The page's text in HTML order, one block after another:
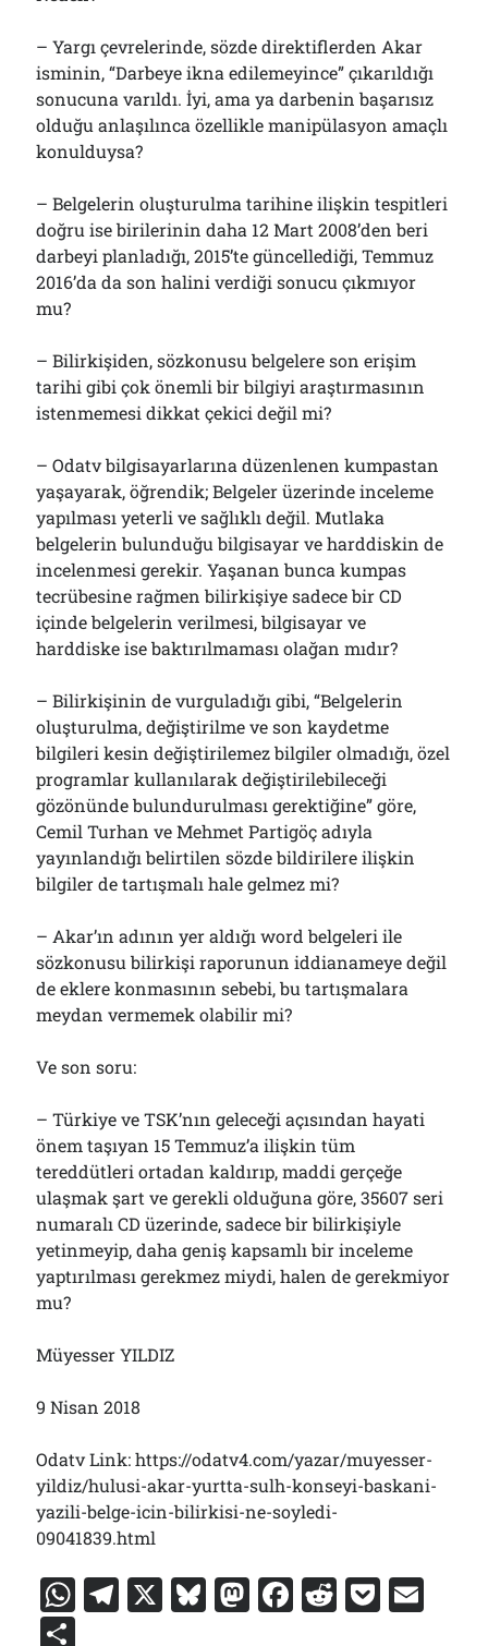
– Yargı çevrelerinde, sözde direktiflerden Akar
isminin, “Darbeye ikna edilemeyince” çıkarıldığı
sonucuna varıldı. İyi, ama ya darbenin başarısız
olduğu anlaşılınca özellikle manipülasyon amaçlı
konulduysa?
– Belgelerin oluşturulma tarihine ilişkin tespitleri
doğru ise birilerinin daha 12 Mart 2008’den beri
darbeyi planladığı, 2015’te güncellediği, Temmuz
2016’da da son halini verdiği sonucu çıkmıyor
mu?
– Bilirkişiden, sözkonusu belgelere son erişim
tarihi gibi çok önemli bir bilgiyi araştırmasının
istenmemesi dikkat çekici değil mi?
– Odatv bilgisayarlarına düzenlenen kumpastan
yaşayarak, öğrendik; Belgeler üzerinde inceleme
yapılması yeterli ve sağlıklı değil. Mutlaka
belgelerin bulunduğu bilgisayar ve harddiskin de
incelenmesi gerekir. Yaşanan bunca kumpas
tecrübesine rağmen bilirkişiye sadece bir CD
içinde belgelerin verilmesi, bilgisayar ve
harddiske ise baktırılmaması olağan mıdır?
– Bilirkişinin de vurguladığı gibi, “Belgelerin
oluşturulma, değiştirilme ve son kaydetme
bilgileri kesin değiştirilemez bilgiler olmadığı, özel
programlar kullanılarak değiştirilebileceği
gözönünde bulundurulması gerektiğine” göre,
Cemil Turhan ve Mehmet Partigöç adıyla
yayınlandığı belirtilen sözde bildirilere ilişkin
bilgiler de tartışmalı hale gelmez mi?
– Akar’ın adının yer aldığı word belgeleri ile
sözkonusu bilirkişi raporunun iddianameye değil
de eklere konmasının sebebi, bu tartışmalara
meydan vermemek olabilir mi?
Ve son soru:
– Türkiye ve TSK’nın geleceği açısından hayati
önem taşıyan 15 Temmuz’a ilişkin tüm
tereddütleri ortadan kaldırıp, maddi gerçeğe
ulaşmak şart ve gerekli olduğuna göre, 35607 seri
numaralı CD üzerinde, sadece bir bilirkişiyle
yetinmeyip, daha geniş kapsamlı bir inceleme
yaptırılması gerekmez miydi, halen de gerekmiyor
mu?
Müyesser YILDIZ
9 Nisan 2018
Odatv Link: https://odatv4.com/yazar/muyesser-
yildiz/hulusi-akar-yurtta-sulh-konseyi-baskani-
yazili-belge-icin-bilirkisi-ne-soyledi-
09041839.html
W T X Bl M F R P